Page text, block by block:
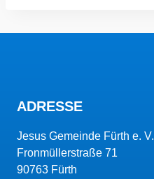
ADRESSE
Jesus Gemeinde Fürth e. V.
Fronmüllerstraße 71
90763 Fürth